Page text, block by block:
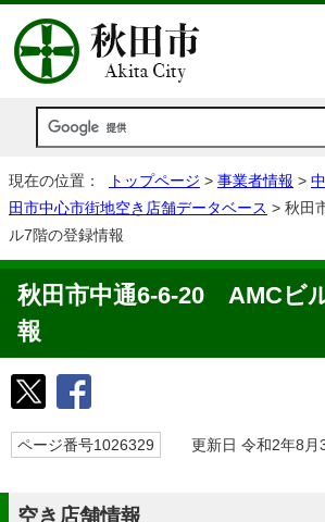
現在の位置： トップページ > 事業者情報 >
田市中心市街地空き店舗データベース > 秋田
ル7階の登録情報
秋田市中通6-6-20 AMCビ
報
ページ番号1026329 更新日 令和2年8月
空き店舗情報